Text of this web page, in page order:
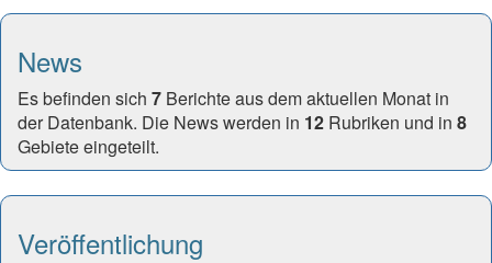
News
Es befinden sich 7 Berichte aus dem aktuellen Monat in
der Datenbank. Die News werden in 12 Rubriken und in 8
Gebiete eingeteilt.
Veröffentlichung